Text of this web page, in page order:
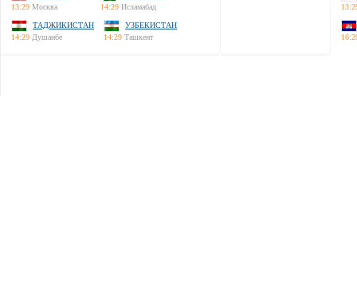
13:29 Москва
14:29 Исламабад
ТАДЖИКИСТАН
14:29 Душанбе
УЗБЕКИСТАН
14:29 Ташкент